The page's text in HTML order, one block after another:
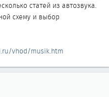
статей из автозвука.
схему и выбор
vhod/musik.htm